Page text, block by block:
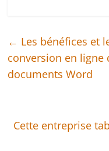
← Les bénéfices et
conversion en ligne
documents Word
Cette entreprise